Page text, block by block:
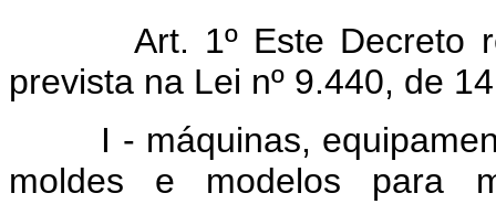
Art. 1º Este Decreto
prevista na Lei nº 9.440, de
I - máquinas,
moldes e modelos para